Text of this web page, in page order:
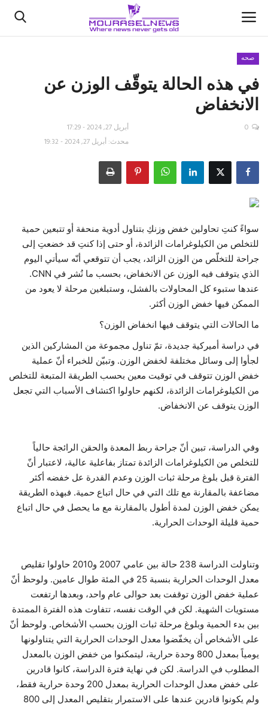
الأخبار
كتّابنا
اقتصاد
علوم وتكنولوجيا
رياضة
فيديو
حياة
صحه
في هذه الحالة يتوقّف الوزن عن
الانخفاض
أبريل 27, 2024 - 17:29
محدث: أبريل 27, 2024 - 19:32
0
سواءً كنتِ تحاولين خفض وزنكِ بتناول أدوية منحفة أو تتبعين حمية
للتخلص من الكيلوغرامات الزائدة، أو حتى إذا كنتِ قد خضعتِ إلى
جراحة للتخلّص من الوزن الزائد، يجب أن تتوقعي أنّه سيأتي اليوم
الذي يتوقف فيه الوزن عن الانخفاض، بحسب ما نُشر في CNN.
عندها ستبوء كل المحاولات بالفشل، وستبلغين مرحلة لا يعود من
الممكن فيها خفض الوزن أكثر.
ما الحالات التي يتوقف فيها انخفاض الوزن؟
في دراسة أميركية جديدة، تمّ تناول مجموعة من المشاركين الذين
لجأوا إلى وسائل مختلفة لخفض الوزن. وتبيّن للخبراء أنّ عملية
خفض الوزن تتوقف في توقيت معين بحسب الطريقة المتبعة للتخلص
من الكيلوغرامات الزائدة، لكنهم حاولوا اكتشاف الأسباب التي تجعل
الوزن يتوقف عن الانخفاض.
وفي الدراسة، تبين أنّ جراحة ربط المعدة والحقن الرائجة حالياً
للتخلص من الكيلوغرامات الزائدة تمتاز بفاعلية عالية، لاعتبار أنّ
الفترة قبل بلوغ مرحلة ثبات الوزن وعدم القدرة عل خفضه أكثر
مضاعفة بالمقارنة مع تلك التي في حال اتباع حمية. فبهذه الطريقة
يمكن خفض الوزن لمدة أطول بالمقارنة مع ما يحصل في حال اتباع
حمية قليلة الوحدات الحرارية.
وتناولت الدراسة 238 حالة بين عامي 2007 و2010 حاولوا تقليص
معدل الوحدات الحرارية بنسبة 25 في المئة طوال عامين. ولوحظ أنّ
عملية خفض الوزن توقفت بعد حوالى عام واحد، وبعدها ارتفعت
مستويات الشهية. لكن في الوقت نفسه، تتفاوت هذه الفترة الممتدة
بين بدء الحمية وبلوغ مرحلة ثبات الوزن بحسب الأشخاص. ولوحظ أنّ
على الأشخاص أن يخفّضوا معدل الوحدات الحرارية التي يتناولونها
يومياً بمعدل 800 وحدة حرارية، ليتمكنوا من خفض الوزن بالمعدل
المطلوب في الدراسة. لكن في نهاية فترة الدراسة، كانوا قادرين
على خفض معدل الوحدات الحرارية بمعدل 200 وحدة حرارية فقط،
ولم يكونوا قادرين عندها على الاستمرار بتقليص المعدل إلى 800